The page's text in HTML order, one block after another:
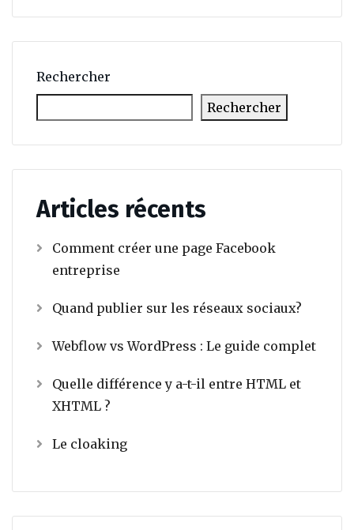
Rechercher
Rechercher
Articles récents
Comment créer une page Facebook
entreprise
Quand publier sur les réseaux sociaux?
Webflow vs WordPress : Le guide complet
Quelle différence y a-t-il entre HTML et
XHTML ?
Le cloaking